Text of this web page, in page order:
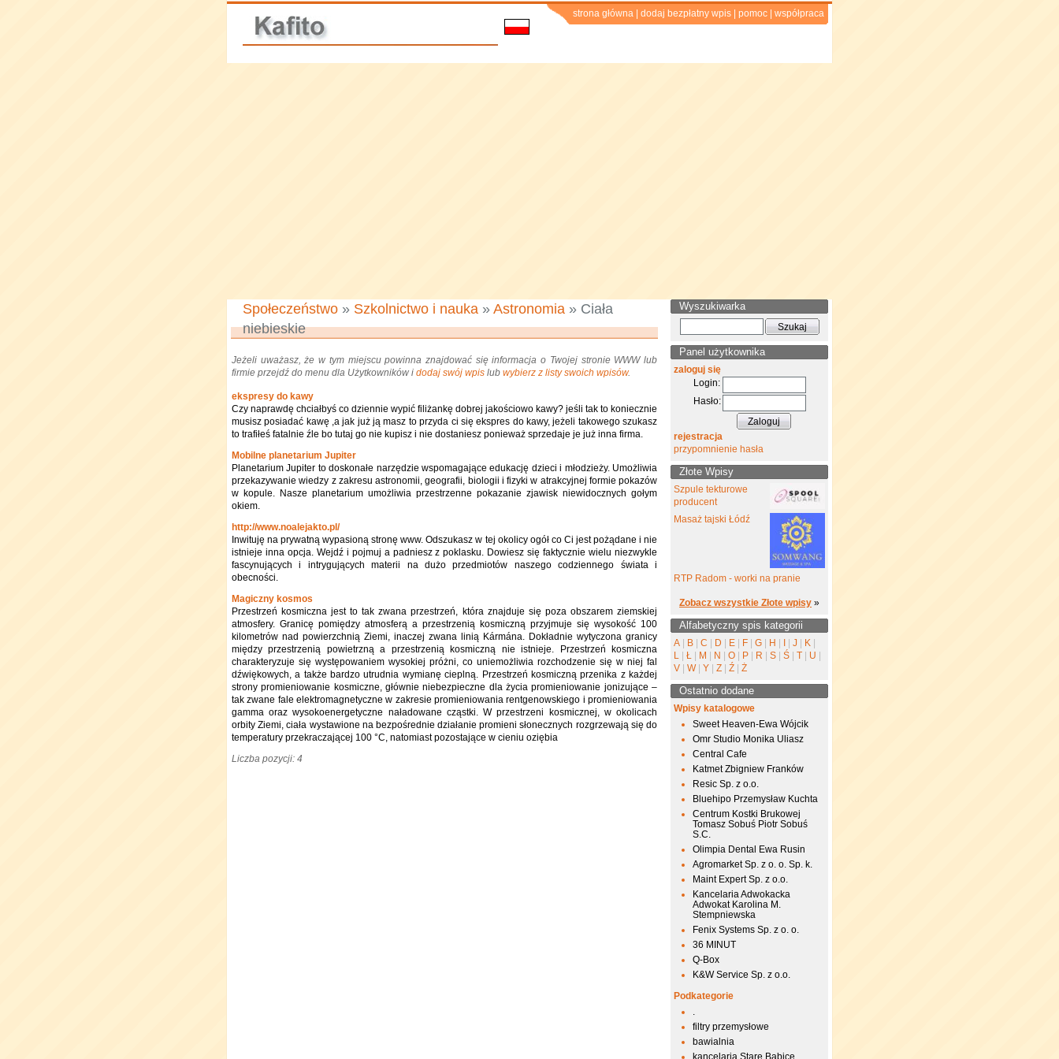
strona główna dodaj bezpłatny wpis pomoc współpraca
Społeczeństwo » Szkolnictwo i nauka » Astronomia » Ciała
niebieskie
Jeżeli uważasz, że w tym miejscu powinna znajdować się informacja o Twojej stronie WWW lub
firmie przejdź do menu dla Użytkowników i dodaj swój wpis lub wybierz z listy swoich wpisów.
ekspresy do kawy
Czy naprawdę chciałbyś co dziennie wypić filiżankę dobrej jakościowo kawy? jeśli tak to koniecznie
musisz posiadać kawę ,a jak już ją masz to przyda ci się ekspres do kawy, jeżeli takowego szukasz
to trafiłeś fatalnie źle bo tutaj go nie kupisz i nie dostaniesz ponieważ sprzedaje je już inna firma.
Mobilne planetarium Jupiter
Planetarium Jupiter to doskonałe narzędzie wspomagające edukację dzieci i młodzieży. Umożliwia
przekazywanie wiedzy z zakresu astronomii, geografii, biologii i fizyki w atrakcyjnej formie pokazów
w kopule. Nasze planetarium umożliwia przestrzenne pokazanie zjawisk niewidocznych gołym
okiem.
http://www.noalejakto.pl/
Inwituję na prywatną wypasioną stronę www. Odszukasz w tej okolicy ogół co Ci jest pożądane i nie
istnieje inna opcja. Wejdź i pojmuj a padniesz z poklasku. Dowiesz się faktycznie wielu niezwykle
fascynujących i intrygujących materii na dużo przedmiotów naszego codziennego świata i
obecności.
Magiczny kosmos
Przestrzeń kosmiczna jest to tak zwana przestrzeń, która znajduje się poza obszarem ziemskiej
atmosfery. Granicę pomiędzy atmosferą a przestrzenią kosmiczną przyjmuje się wysokość 100
kilometrów nad powierzchnią Ziemi, inaczej zwana linią Kármána. Dokładnie wytyczona granicy
między przestrzenią powietrzną a przestrzenią kosmiczną nie istnieje. Przestrzeń kosmiczna
charakteryzuje się występowaniem wysokiej próżni, co uniemożliwia rozchodzenie się w niej fal
dźwiękowych, a także bardzo utrudnia wymianę cieplną. Przestrzeń kosmiczną przenika z każdej
strony promieniowanie kosmiczne, głównie niebezpieczne dla życia promieniowanie jonizujące –
tak zwane fale elektromagnetyczne w zakresie promieniowania rentgenowskiego i promieniowania
gamma oraz wysokoenergetyczne naładowane cząstki. W przestrzeni kosmicznej, w okolicach
orbity Ziemi, ciała wystawione na bezpośrednie działanie promieni słonecznych rozgrzewają się do
temperatury przekraczającej 100 °C, natomiast pozostające w cieniu oziębia
Liczba pozycji: 4
Wyszukiwarka
Panel użytkownika
zaloguj się
Login:
Hasło:
rejestracja
przypomnienie hasła
Złote Wpisy
Szpule tekturowe
producent
Masaż tajski Łódź
RTP Radom - worki na pranie
Zobacz wszystkie Złote wpisy »
Alfabetyczny spis kategorii
A B C D E F G H J K
L
Ł M N O P R S Ś T U
V
W Y Z Ź Ż
Ostatnio dodane
Wpisy katalogowe
Sweet Heaven-Ewa Wójcik
Omr Studio Monika Uliasz
Central Cafe
Katmet Zbigniew Franków
Resic Sp. z o.o.
Bluehipo Przemysław Kuchta
Centrum Kostki Brukowej
Tomasz Sobuś Piotr Sobuś
S.C.
Olimpia Dental Ewa Rusin
Agromarket Sp. z o. o. Sp. k.
Maint Expert Sp. z o.o.
Kancelaria Adwokacka
Adwokat Karolina M.
Stempniewska
Fenix Systems Sp. z o. o.
36 MINUT
Q-Box
K&W Service Sp. z o.o.
Podkategorie
.
filtry przemysłowe
bawialnia
kancelaria Stare Babice